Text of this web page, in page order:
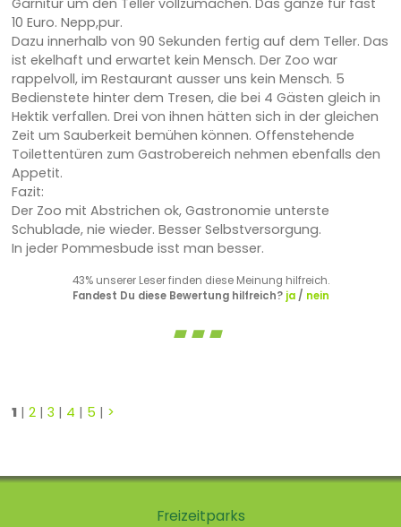
10 Euro. Nepp,pur.
Dazu innerhalb von 90 Sekunden fertig auf dem Teller. Das
ist ekelhaft und erwartet kein Mensch. Der Zoo war
rappelvoll, im Restaurant ausser uns kein Mensch. 5
Bedienstete hinter dem Tresen, die bei 4 Gästen gleich in
Hektik verfallen. Drei von ihnen hätten sich in der gleichen
Zeit um Sauberkeit bemühen können. Offenstehende
Toilettentüren zum Gastrobereich nehmen ebenfalls den
Appetit.
Fazit:
Der Zoo mit Abstrichen ok, Gastronomie unterste
Schublade, nie wieder. Besser Selbstversorgung.
In jeder Pommesbude isst man besser.
43% unserer Leser finden diese Meinung hilfreich.
Fandest Du diese Bewertung hilfreich? ja/ nein
1| 2| 3 | 4 | 5 | >
Freizeitparks